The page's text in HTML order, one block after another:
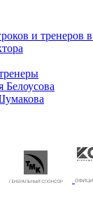
и тренеров
Белоусова